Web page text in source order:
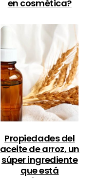
en cosmética?
Propiedades del
aceite de arroz, un
súper ingrediente
que está